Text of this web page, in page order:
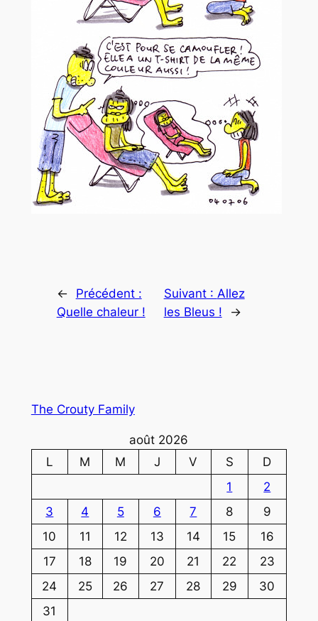
←
Précédent :
Quelle chaleur !
Suivant : Allez
les Bleus !
→
The Crouty Family
août 2026
L
M M J V S
D
1
2
3
4 5 6 7 8
9
10
11 12 13 14 15
16
17
18 19 20 21 22
23
24
25 26 27 28 29
30
31